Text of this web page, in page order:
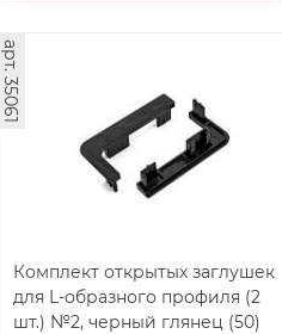
Комплект открытых заглушек
для L-образного профиля (2
шт.) №2, черный глянец (50)
арт. 35061